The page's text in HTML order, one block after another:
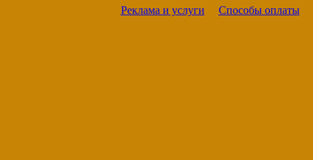
Сокол
Тотьма
Реклама и услуги Способы оплаты